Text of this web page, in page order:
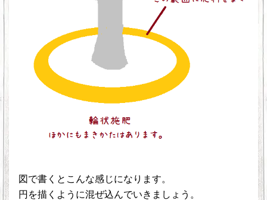
図で書くとこんな感じになります。
円を描くように混ぜ込んでいきましょう。